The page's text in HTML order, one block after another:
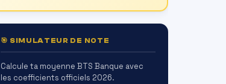
🎯 SIMULATEUR DE NOTE
Calcule ta moyenne BTS Banque avec
les coefficients officiels 2026.